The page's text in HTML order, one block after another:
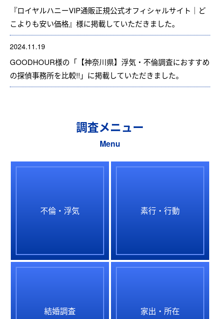
『ロイヤルハニーVIP通販正規公式オフィシャルサイト｜ど
こよりも安い価格』様に掲載していただきました。
2024.11.19
GOODHOUR様の「【神奈川県】浮気・不倫調査におすすめ
の探偵事務所を比較!!」に掲載していただきました。
調査メニュー
Menu
不倫・浮気 素行・行動
結婚調査 家出・所在